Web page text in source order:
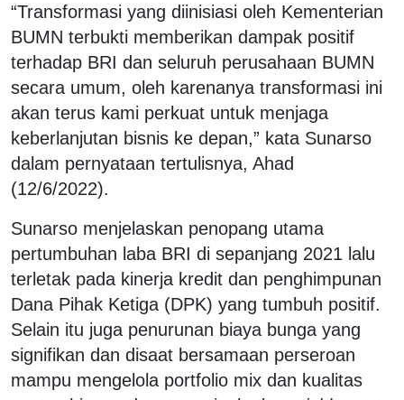
“Transformasi yang diinisiasi oleh Kementerian
BUMN terbukti memberikan dampak positif
terhadap BRI dan seluruh perusahaan BUMN
secara umum, oleh karenanya transformasi ini
akan terus kami perkuat untuk menjaga
keberlanjutan bisnis ke depan,” kata Sunarso
dalam pernyataan tertulisnya, Ahad
(12/6/2022).
Sunarso menjelaskan penopang utama
pertumbuhan laba BRI di sepanjang 2021 lalu
terletak pada kinerja kredit dan penghimpunan
Dana Pihak Ketiga (DPK) yang tumbuh positif.
Selain itu juga penurunan biaya bunga yang
signifikan dan disaat bersamaan perseroan
mampu mengelola portfolio mix dan kualitas